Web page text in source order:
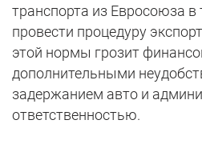
транспорта из Евросоюза в
провести процедуру
этой нормы грозит
дополнительными
задержанием авто и
ответственностью.